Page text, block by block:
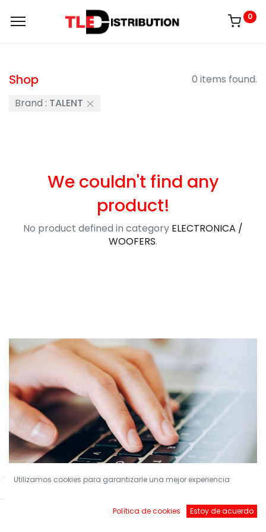
Filters Default
0
Shop
0 items found.
Brand : TALENT
We couldn't find any
product!
No product defined in category ELECTRONICA /
WOOFERS.
¡Conviértete en nuestro Socio!
Utilizamos cookies para garantizarle una mejor experiencia
Política de cookies Estoy de acuerdo